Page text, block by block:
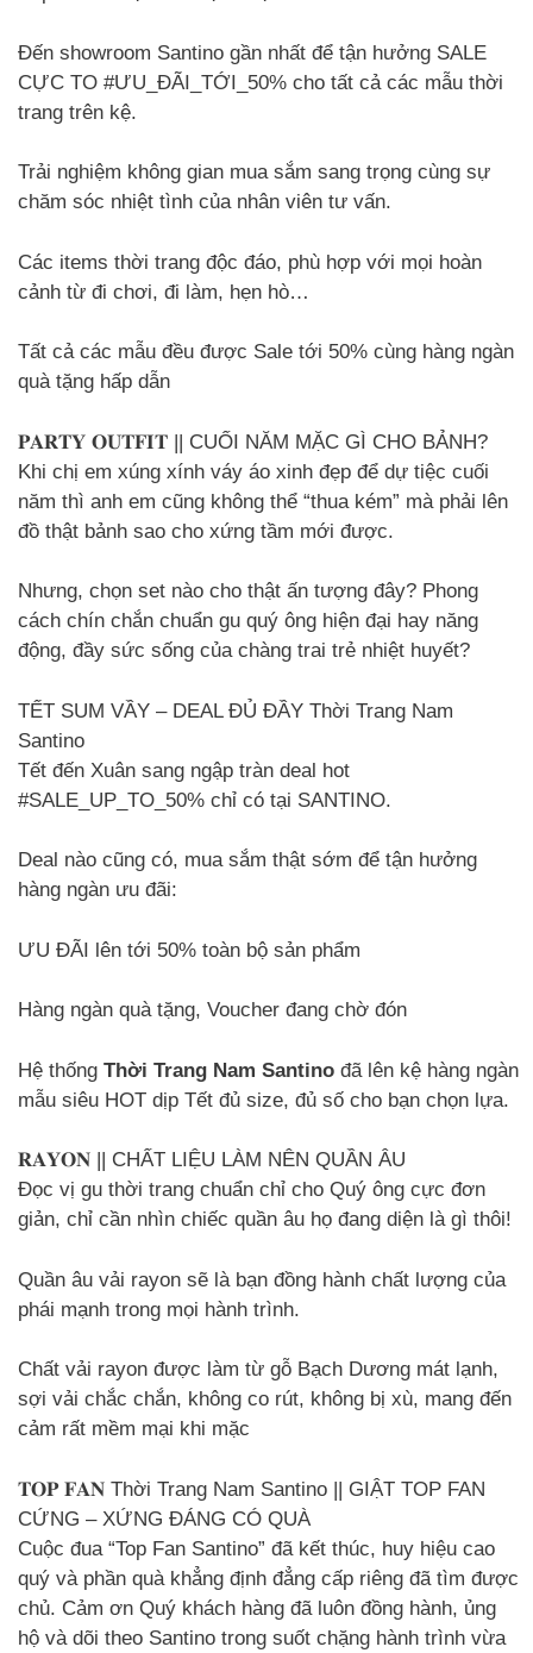
Đến showroom Santino gần nhất để tận hưởng SALE
CỰC TO #ƯU_ĐÃI_TỚI_50% cho tất cả các mẫu thời
trang trên kệ.
Trải nghiệm không gian mua sắm sang trọng cùng sự
chăm sóc nhiệt tình của nhân viên tư vấn.
Các items thời trang độc đáo, phù hợp với mọi hoàn
cảnh từ đi chơi, đi làm, hẹn hò…
Tất cả các mẫu đều được Sale tới 50% cùng hàng ngàn
quà tặng hấp dẫn
𝐏𝐀𝐑𝐓𝐘 𝐎𝐔𝐓𝐅𝐈𝐓 || CUỐI NĂM MẶC GÌ CHO BẢNH?
Khi chị em xúng xính váy áo xinh đẹp để dự tiệc cuối
năm thì anh em cũng không thể “thua kém” mà phải lên
đồ thật bảnh sao cho xứng tầm mới được.
Nhưng, chọn set nào cho thật ấn tượng đây? Phong
cách chín chắn chuẩn gu quý ông hiện đại hay năng
động, đầy sức sống của chàng trai trẻ nhiệt huyết?
TẾT SUM VẦY – DEAL ĐỦ ĐẦY Thời Trang Nam
Santino
Tết đến Xuân sang ngập tràn deal hot
#SALE_UP_TO_50% chỉ có tại SANTINO.
Deal nào cũng có, mua sắm thật sớm để tận hưởng
hàng ngàn ưu đãi:
ƯU ĐÃI lên tới 50% toàn bộ sản phẩm
Hàng ngàn quà tặng, Voucher đang chờ đón
Hệ thống Thời Trang Nam Santino đã lên kệ hàng ngàn
mẫu siêu HOT dịp Tết đủ size, đủ số cho bạn chọn lựa.
𝐑𝐀𝐘𝐎𝐍 || CHẤT LIỆU LÀM NÊN QUẦN ÂU
Đọc vị gu thời trang chuẩn chỉ cho Quý ông cực đơn
giản, chỉ cần nhìn chiếc quần âu họ đang diện là gì thôi!
Quần âu vải rayon sẽ là bạn đồng hành chất lượng của
phái mạnh trong mọi hành trình.
Chất vải rayon được làm từ gỗ Bạch Dương mát lạnh,
sợi vải chắc chắn, không co rút, không bị xù, mang đến
cảm rất mềm mại khi mặc
𝐓𝐎𝐏 𝐅𝐀𝐍 Thời Trang Nam Santino || GIẬT TOP FAN
CỨNG – XỨNG ĐÁNG CÓ QUÀ
Cuộc đua “Top Fan Santino” đã kết thúc, huy hiệu cao
quý và phần quà khẳng định đẳng cấp riêng đã tìm được
chủ. Cảm ơn Quý khách hàng đã luôn đồng hành, ủng
hộ và dõi theo Santino trong suốt chặng hành trình vừa